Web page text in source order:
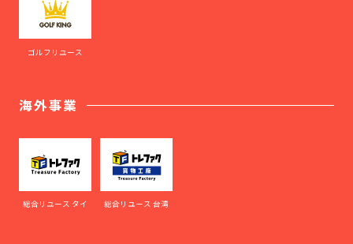
ゴルフリユース
海外事業
総合リユース タイ 総合リユース 台湾